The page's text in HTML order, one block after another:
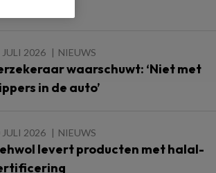
JULI 2026 NIEUWS
waarschuwt: ‘Niet met
in de auto’
JULI 2026 NIEUWS
levert producten met halal-